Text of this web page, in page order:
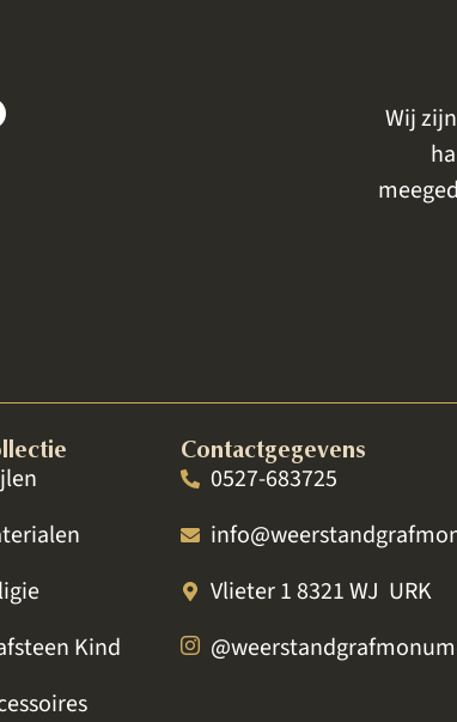
meegedacht met mijn wensen
is prachtig geworden . Ik had al
Wij
Kind
Contactgegevens
0527-683725
Vlieter 1 8321 WJ URK